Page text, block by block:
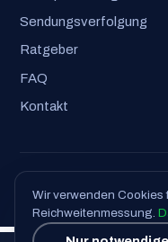
Sendungsverfolgung
Ratgeber
FAQ
Kontakt
Impressum· Datenschutz
Wir verwenden Cookies
Reichweitenmessung.